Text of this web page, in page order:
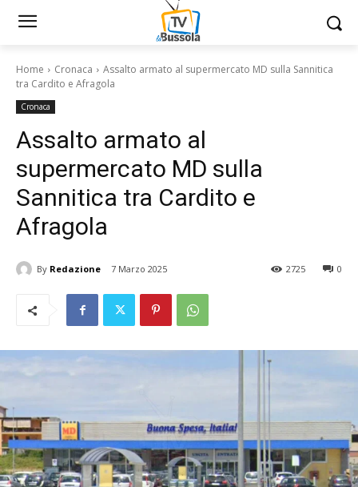
Home Cronaca
Assalto armato al supermercato MD sulla Sannitica
tra Cardito e Afragola
Cronaca
Assalto armato al
supermercato MD sulla
Sannitica tra Cardito e
Afragola
By Redazione 7 Marzo 2025 0
2725